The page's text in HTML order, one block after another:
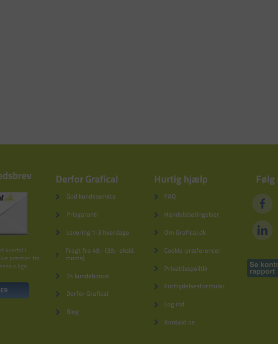
kvartal i
præmier fra
o.lign.
Derfor Grafical
God kundeservice
Prisgaranti
Levering 1-3 hverdage
Fragt fra 49,- (39,- ekskl.
moms)
5% kundebonus
Derfor Grafical
Blog
Hurtig hjælp
FAQ
Handelsbetingelser
Om Grafical.dk
Cookie-præferencer
Privatlivspolitik
Fortrydelsesformular
Log ind
Kontakt os
Følg